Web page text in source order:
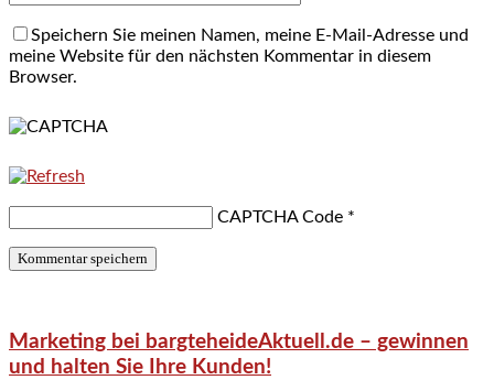
Speichern Sie meinen Namen, meine E-Mail-Adresse und
meine Website für den nächsten Kommentar in diesem
Browser.
CAPTCHA Code *
Marketing bei bargteheideAktuell.de – gewinnen
und halten Sie Ihre Kunden!